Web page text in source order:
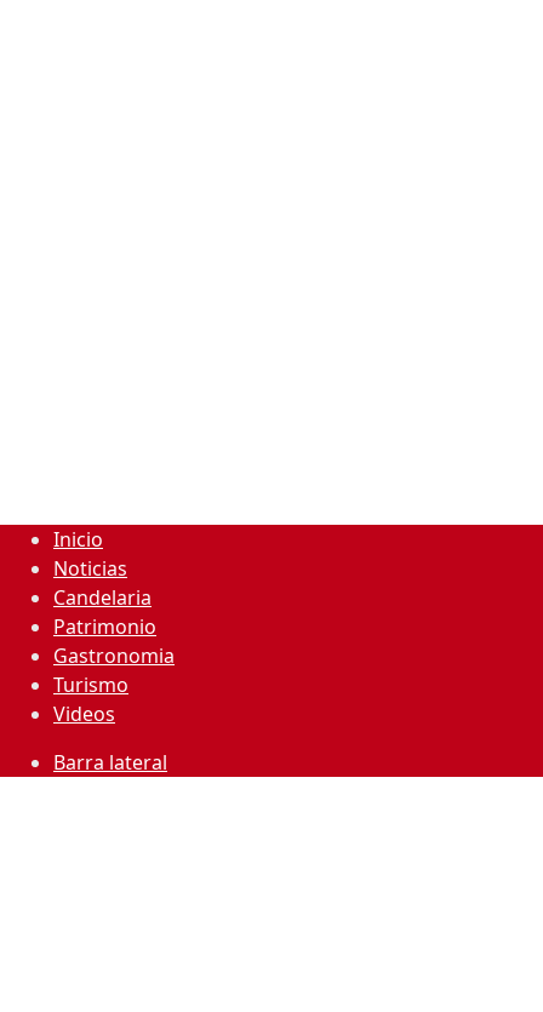
Inicio
Noticias
Candelaria
Patrimonio
Gastronomia
Turismo
Videos
Barra lateral